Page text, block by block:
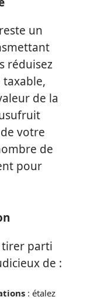
un
réduisez
de la
votre
de
pour
tirer parti
de :
: étalez